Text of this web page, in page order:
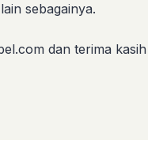
sebagainya.
dan terima kasih